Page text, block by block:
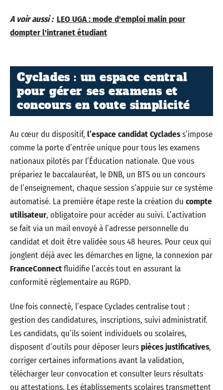
A voir aussi : LEO UGA : mode d'emploi malin pour
dompter l'intranet étudiant
Cyclades : un espace central
pour gérer ses examens et
concours en toute simplicité
Au cœur du dispositif, l’espace candidat Cycladess’impose
comme la porte d’entrée unique pour tous les examens
nationaux pilotés par l’Éducation nationale. Que vous
prépariez le baccalauréat, le DNB, un BTS ou un concours
de l’enseignement, chaque session s’appuie sur ce système
automatisé. La première étape reste la création du compte
utilisateur, obligatoire pour accéder au suivi. L’activation
se fait via un mail envoyé à l’adresse personnelle du
candidat et doit être validée sous 48 heures. Pour ceux qui
jonglent déjà avec les démarches en ligne, la connexion par
FranceConnectfluidifie l’accès tout en assurant la
conformité réglementaire au RGPD.
Une fois connecté, l’espace Cyclades centralise tout :
gestion des candidatures, inscriptions, suivi administratif.
Les candidats, qu’ils soient individuels ou scolaires,
disposent d’outils pour déposer leurspièces justificatives,
corriger certaines informations avant la validation,
télécharger leur convocation et consulter leurs résultats
ou attestations. Les établissements scolaires transmettent